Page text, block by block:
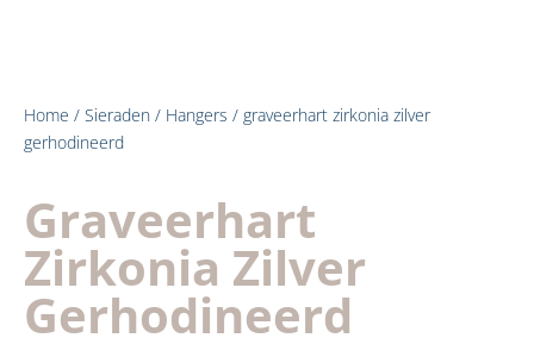
Home / Sieraden / Hangers / graveerhart zirkonia zilver
gerhodineerd
Graveerhart
Zirkonia Zilver
Gerhodineerd